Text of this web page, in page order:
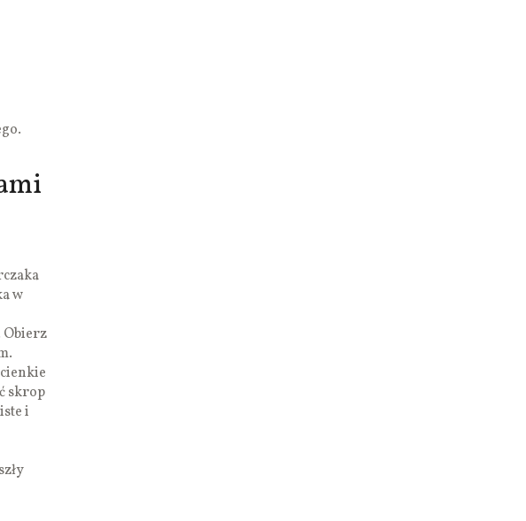
w
Obierz
skrop
i